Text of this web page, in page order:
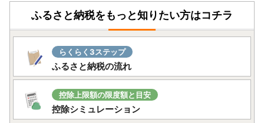
ふるさと納税をもっと知りたい方はコチラ
らくらく3ステップ
ふるさと納税の流れ
控除上限額の限度額と目安
控除シミュレーション